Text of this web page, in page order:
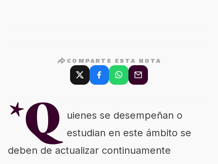
COMPARTE ESTA NOTA
*Q
uienes se desempeñan o
estudian en este ámbito se
deben de actualizar continuamente